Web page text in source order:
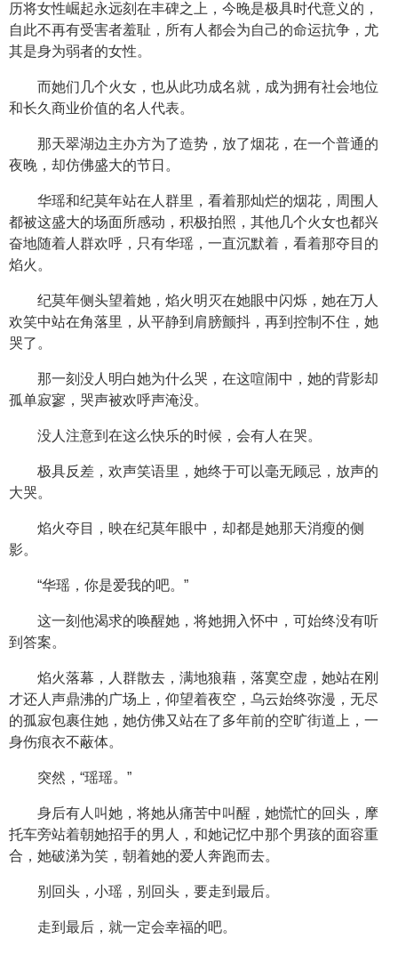
历将女性崛起永远刻在丰碑之上，今晚是极具时代意义的，
自此不再有受害者羞耻，所有人都会为自己的命运抗争，尤
其是身为弱者的女性。
而她们几个火女，也从此功成名就，成为拥有社会地位
和长久商业价值的名人代表。
那天翠湖边主办方为了造势，放了烟花，在一个普通的
夜晚，却仿佛盛大的节日。
华瑶和纪莫年站在人群里，看着那灿烂的烟花，周围人
都被这盛大的场面所感动，积极拍照，其他几个火女也都兴
奋地随着人群欢呼，只有华瑶，一直沉默着，看着那夺目的
焰火。
纪莫年侧头望着她，焰火明灭在她眼中闪烁，她在万人
欢笑中站在角落里，从平静到肩膀颤抖，再到控制不住，她
哭了。
那一刻没人明白她为什么哭，在这喧闹中，她的背影却
孤单寂寥，哭声被欢呼声淹没。
没人注意到在这么快乐的时候，会有人在哭。
极具反差，欢声笑语里，她终于可以毫无顾忌，放声的
大哭。
焰火夺目，映在纪莫年眼中，却都是她那天消瘦的侧
影。
“华瑶，你是爱我的吧。”
这一刻他渴求的唤醒她，将她拥入怀中，可始终没有听
到答案。
焰火落幕，人群散去，满地狼藉，落寞空虚，她站在刚
才还人声鼎沸的广场上，仰望着夜空，乌云始终弥漫，无尽
的孤寂包裹住她，她仿佛又站在了多年前的空旷街道上，一
身伤痕衣不蔽体。
突然，“瑶瑶。”
身后有人叫她，将她从痛苦中叫醒，她慌忙的回头，摩
托车旁站着朝她招手的男人，和她记忆中那个男孩的面容重
合，她破涕为笑，朝着她的爱人奔跑而去。
别回头，小瑶，别回头，要走到最后。
走到最后，就一定会幸福的吧。